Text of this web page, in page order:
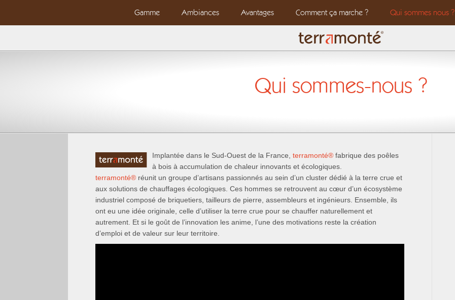
Gamme Ambiances Avantages Comment ça marche ? Qui sommes nous ?
Qui sommes-nous ?
Implantée dans le Sud-Ouest de la France, terramonté®fabrique des poêles
à bois à accumulation de chaleur innovants et écologiques.
terramonté® réunit un groupe d’artisans passionnés au sein d’un cluster dédié à la terre crue et
aux solutions de chauffages écologiques. Ces hommes se retrouvent au cœur d’un écosystème
industriel composé de briquetiers, tailleurs de pierre, assembleurs et ingénieurs. Ensemble, ils
ont eu une idée originale, celle d’utiliser la terre crue pour se chauffer naturellement et
autrement. Et si le goût de l’innovation les anime, l’une des motivations reste la création
d’emploi et de valeur sur leur territoire.